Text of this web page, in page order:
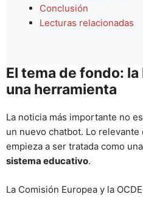
Conclusión
Lecturas relacionadas
El tema de fondo: la
una herramienta
La noticia más importante no
un nuevo chatbot. Lo relevante
empieza a ser tratada como una
sistema educativo.
La Comisión Europea y la